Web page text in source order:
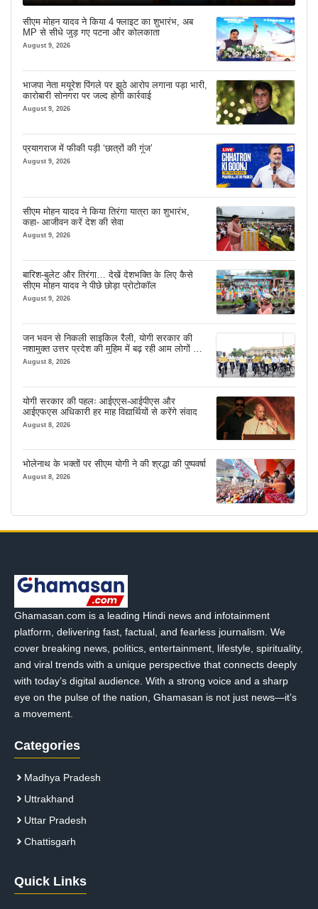
सीएम मोहन यादव ने किया 4 फ्लाइट का शुभारंभ, अब
MP से सीधे जुड़ गए पटना और कोलकाता
August 9, 2026
भाजपा नेता मयूरेश पिंगले पर झूठे आरोप लगाना पड़ा भारी,
कारोबारी सोनगरा पर जल्द होगी कार्रवाई
August 9, 2026
प्रयागराज में फीकी पड़ी ‘छात्रों की गूंज’
August 9, 2026
सीएम मोहन यादव ने किया तिरंगा यात्रा का शुभारंभ,
कहा- आजीवन करें देश की सेवा
August 9, 2026
बारिश-बुलेट और तिरंगा… देखें देशभक्ति के लिए कैसे
सीएम मोहन यादव ने पीछे छोड़ा प्रोटोकॉल
August 9, 2026
जन भवन से निकली साइकिल रैली, योगी सरकार की
नशामुक्त उत्तर प्रदेश की मुहिम में बढ़ रही आम लोगों की
भागीदारी
August 8, 2026
योगी सरकार की पहलः आईएएस-आईपीएस और
आईएफएस अधिकारी हर माह विद्यार्थियों से करेंगे संवाद
August 8, 2026
भोलेनाथ के भक्तों पर सीएम योगी ने की श्रद्धा की पुष्पवर्षा
August 8, 2026
Ghamasan.com is a leading Hindi news and infotainment
platform, delivering fast, factual, and fearless journalism. We
cover breaking news, politics, entertainment, lifestyle, spirituality,
and viral trends with a unique perspective that connects deeply
with today’s digital audience. With a strong voice and a sharp
eye on the pulse of the nation, Ghamasan is not just news—it’s
a movement.
Categories
Madhya Pradesh
Uttrakhand
Uttar Pradesh
Chattisgarh
Quick Links